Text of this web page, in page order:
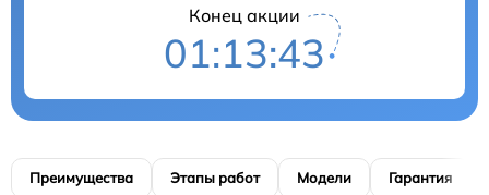
Конец акции
01:13:42
Преимущества Этапы работ Модели Гарантия